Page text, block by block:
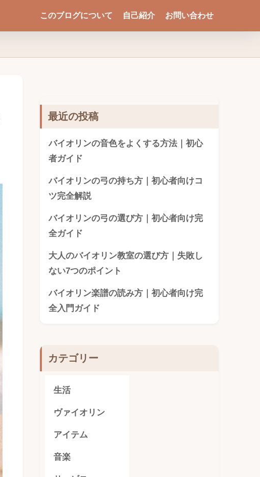
このブログについて 自己紹介 お問い合わせ
最近の投稿
バイオリンの音色をよくする方法｜初心
者ガイド
バイオリンの弓の持ち方｜初心者向けコ
ツ完全解説
バイオリンの弓の選び方｜初心者向け完
全ガイド
大人のバイオリン教室の選び方｜失敗し
ない7つのポイント
バイオリン楽譜の読み方｜初心者向け完
全入門ガイド
カテゴリー
生活
ヴァイオリン
アイテム
音楽